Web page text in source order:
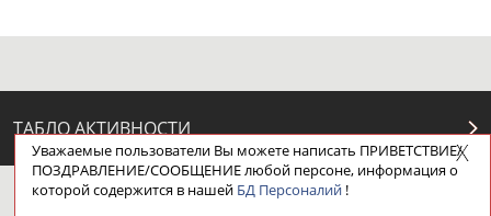
ТАБЛО АКТИВНОСТИ
ЦЕЛИ ПРОЕКТА НАШИ КНОПКИ
Уважаемые пользователи Вы можете написать ПРИВЕТСТВИЕ/
ПОЗДРАВЛЕНИЕ/СООБЩЕНИЕ любой персоне, информация о
которой содержится в нашей БД Персоналий!